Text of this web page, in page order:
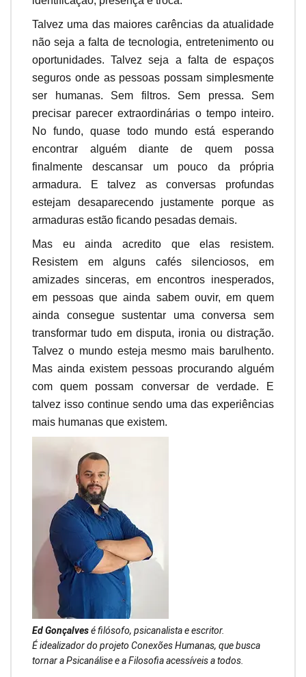
Talvez uma das maiores carências da atualidade
não seja a falta de tecnologia, entretenimento ou
oportunidades. Talvez seja a falta de espaços
seguros onde as pessoas possam simplesmente
ser humanas. Sem filtros. Sem pressa. Sem
precisar parecer extraordinárias o tempo inteiro.
No fundo, quase todo mundo está esperando
encontrar alguém diante de quem possa
finalmente descansar um pouco da própria
armadura. E talvez as conversas profundas
estejam desaparecendo justamente porque as
armaduras estão ficando pesadas demais.
Mas eu ainda acredito que elas resistem.
Resistem em alguns cafés silenciosos, em
amizades sinceras, em encontros inesperados,
em pessoas que ainda sabem ouvir, em quem
ainda consegue sustentar uma conversa sem
transformar tudo em disputa, ironia ou distração.
Talvez o mundo esteja mesmo mais barulhento.
Mas ainda existem pessoas procurando alguém
com quem possam conversar de verdade. E
talvez isso continue sendo uma das experiências
mais humanas que existem.
Ed Gonçalvesé filósofo, psicanalista e escritor.
É idealizador do projeto Conexões Humanas, que busca
tornar a Psicanálise e a Filosofia acessíveis a todos.